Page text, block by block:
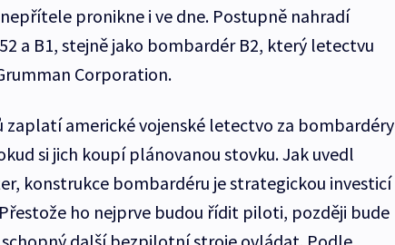
pronikne i ve dne. Postupně nahradí
a B1, stejně jako bombardér B2, který letectvu
Corporation.
zaplatí americké vojenské letectvo za bombardéry
si jich koupí plánovanou stovku. Jak uvedl
konstrukce bombardéru je strategickou investicí
ho nejprve budou řídit piloti, později bude